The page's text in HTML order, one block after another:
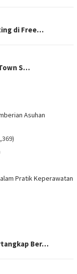
di Free…
S…
Asuhan
Pratik Keperawatan
Ber…